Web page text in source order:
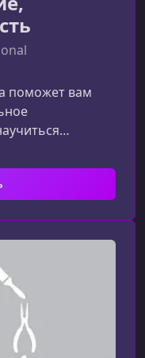
поможет вам
паттерны,
за счет
Материал
надежные,
эта часть